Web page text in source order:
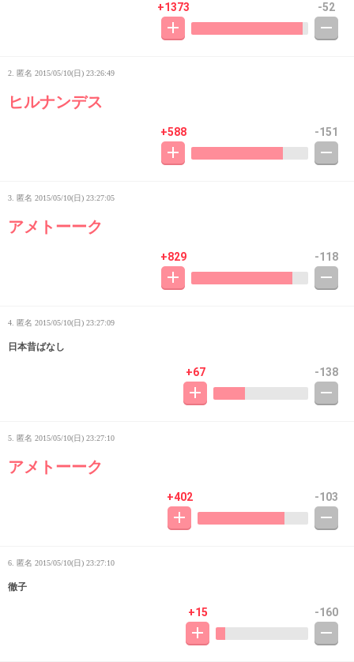
+1373 -52
2. 匿名 2015/05/10(日) 23:26:49
ヒルナンデス
+588 -151
3. 匿名 2015/05/10(日) 23:27:05
アメトーーク
+829 -118
4. 匿名 2015/05/10(日) 23:27:09
日本昔ばなし
+67 -138
5. 匿名 2015/05/10(日) 23:27:10
アメトーーク
+402 -103
6. 匿名 2015/05/10(日) 23:27:10
徹子
+15 -160